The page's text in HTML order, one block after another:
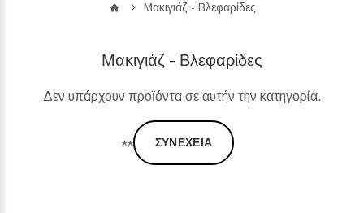
Μακιγιάζ - Βλεφαρίδες
Μακιγιάζ - Βλεφαρίδες
Δεν υπάρχουν προϊόντα σε αυτήν την κατηγορία.
** ΣΥΝΈΧΕΙΑ